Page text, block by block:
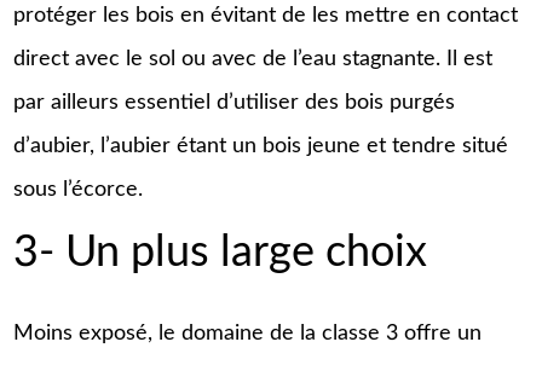
protéger les bois en évitant de les mettre en contact
direct avec le sol ou avec de l’eau stagnante. Il est
par ailleurs essentiel d’utiliser des bois purgés
d’aubier, l’aubier étant un bois jeune et tendre situé
sous l’écorce.
3- Un plus large choix
Moins exposé, le domaine de la classe 3 offre un